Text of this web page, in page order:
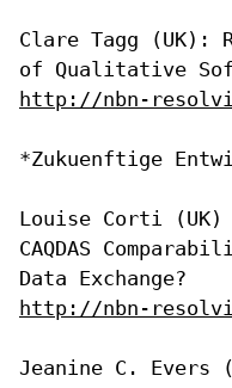
Clare Tagg (UK):
of Qualitative
http://nbn-
*Zukuenftige
Louise Corti (UK)
CAQDAS
Data Exchange?
http://nbn-
Jeanine C. Evers